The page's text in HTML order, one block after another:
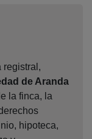
registral,
de Aranda
la finca, la
hipoteca,